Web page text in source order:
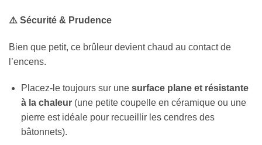
⚠️ Sécurité & Prudence
Bien que petit, ce brûleur devient chaud au contact de
l’encens.
Placez-le toujours sur une surface plane et résistante
à la chaleur(une petite coupelle en céramique ou une
pierre est idéale pour recueillir les cendres des
bâtonnets).